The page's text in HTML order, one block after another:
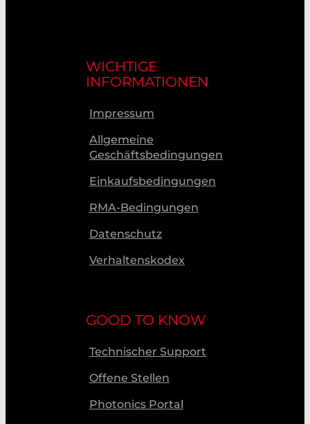
WICHTIGE
INFORMATIONEN
Impressum
Allgemeine
Geschäftsbedingungen
Einkaufsbedingungen
RMA-Bedingungen
Datenschutz
Verhaltenskodex
GOOD TO KNOW
Technischer Support
Offene Stellen
Photonics Portal